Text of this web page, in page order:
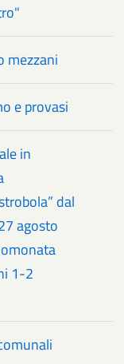
mezzani
e provasi
in
dal
agosto
1-2